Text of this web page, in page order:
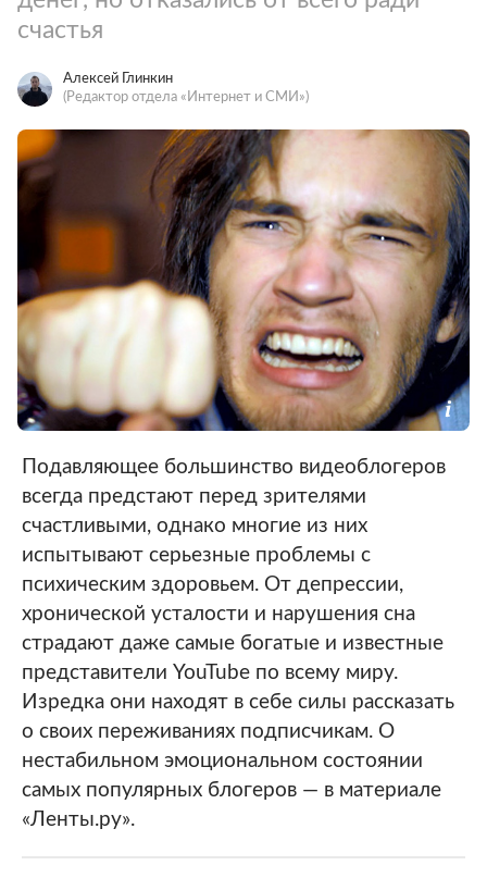
счастья
Алексей Глинкин
(Редактор отдела «Интернет и СМИ»)
Подавляющее большинство видеоблогеров
всегда предстают перед зрителями
счастливыми, однако многие из них
испытывают серьезные проблемы с
психическим здоровьем. От депрессии,
хронической усталости и нарушения сна
страдают даже самые богатые и известные
представители YouTube по всему миру.
Изредка они находят в себе силы рассказать
о своих переживаниях подписчикам. О
нестабильном эмоциональном состоянии
самых популярных блогеров — в материале
«Ленты.ру».